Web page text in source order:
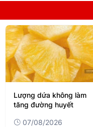
Lượng dứa không làm
tăng đường huyết
07/08/2026